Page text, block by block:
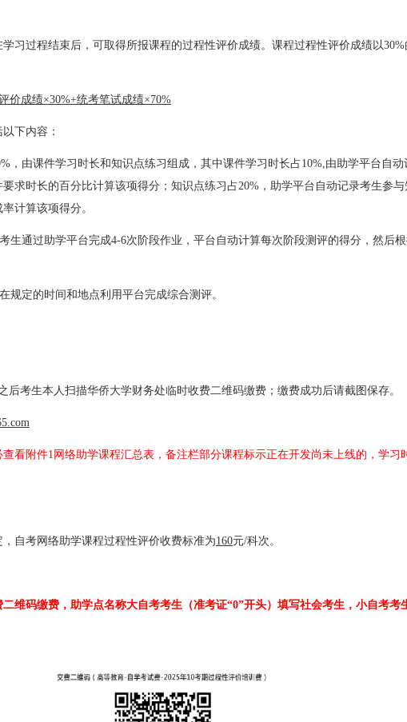
习过程结束后，可取得所报课程的过程性评价成绩。课程过程性评价成绩以30%
价成绩×30%+统考笔试成绩×70%
下内容：
，由课件学习时长和知识点练习组成，其中课件学习时长占10%,由助学平台自
求时长的百分比计算该项得分；知识点练习占20%，助学平台自动记录考生参与
计算该项得分。
生通过助学平台完成4-6次阶段作业，平台自动计算每次阶段测评的得分，然后
规定的时间和地点利用平台完成综合测评。
后考生本人扫描华侨大学财务处临时收费二维码缴费；缴费成功后请截图保存。
看附件1网络助学课程汇总表，备注栏部分课程标示正在开发尚未上线的，学习
自考网络助学课程过程性评价收费标准为160元/科次。
维码缴费，助学点名称大自考考生（准考证“0”开头）填写社会考生，小自考考